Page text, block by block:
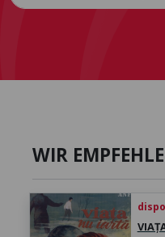
WIR